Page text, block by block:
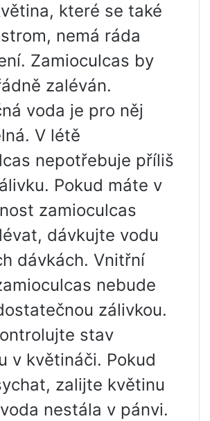
které se také
nemá ráda
Zamioculcas by
zaléván.
voda je pro něj
V létě
nepotřebuje příliš
Pokud máte v
zamioculcas
dávkujte vodu
dávkách. Vnitřní
nebude
zálivkou.
stav
v květináči. Pokud
zalijte květinu
nestála v pánvi.